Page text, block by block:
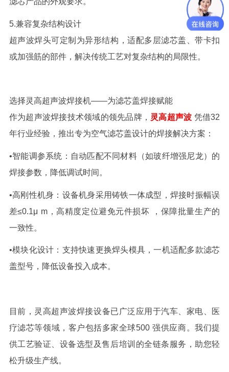
5.兼容复杂结构设计
超声波焊头可定制为异形结构，适配多层滤芯盖、带卡扣
或加强筋的部件，解决传统工艺对复杂结构的局限性。
选择灵高超声波焊接机——为滤芯盖焊接赋能
作为超声波焊接技术领域的领先品牌， 灵高超声波 凭借32
年行业经验，推出专为空气滤芯盖设计的焊接解决方案：
•智能调参系统： 自动匹配不同材料（如玻纤增强尼龙）的
焊接参数，降低调试时间。
•高刚性机身： 设备机身采用铸铁一体成型，焊接时振幅误
差≤0.1μ m ，高精度定位避免元件损坏 ， 保障批量生产的
一致性。
•模块化设计： 支持快速更换焊头模具，一机适配多款滤芯
盖型号，降低设备投入成本。
目前，灵高超声波焊接设备已广泛应用于汽车、家电、医
疗滤芯等领域，客户包括多家全球500 强供应商。我们提
供工艺验证、设备选型及售后培训的全链条服务，助您轻
松升级生产线。